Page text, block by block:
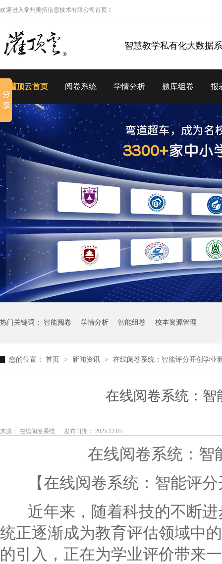
欢迎进入常州美拓信息技术有限公司首页！
智慧教学私有化大数据
灌顶云首页 阅卷系统 学情分析 题库组卷 报
热门关键词： 智能阅卷 学情分析 智能组卷 校本资源管理
您的位置： 首页 > 新闻资讯 > 在线阅卷系统：智能评分开创学业
在线阅卷系统：智
来源： 在线阅卷系统 发布日期： 2025.12.03
在线阅卷系统：智
【在线阅卷系统：智能评分
近年来，随着科技的不断进
统正逐渐成为教育评估领域中
的引入，正在为学业评价带来